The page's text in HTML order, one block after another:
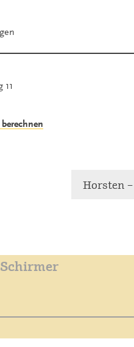
11
Horsten